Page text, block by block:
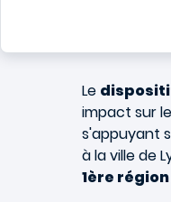
Le
impact sur
s'appuyant
à la ville de
1ère